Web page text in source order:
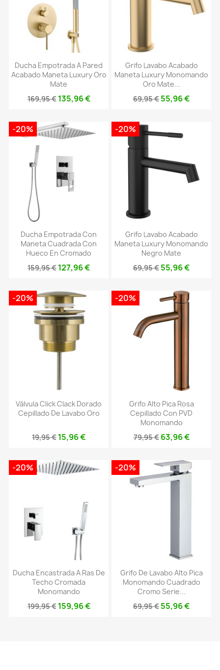
Ducha Empotrada A Pared
Acabado Maneta Luxury Oro
Mate
169,95 € 135,96 €
Grifo Lavabo Acabado
Maneta Luxury Monomando
Oro Mate...
69,95 € 55,96 €
Ducha Empotrada Con
Maneta Cuadrada Con
Hueco En Cromado
159,95 € 127,96 €
-20%
Grifo Lavabo Acabado
Maneta Luxury Monomando
Negro Mate
69,95 € 55,96 €
-20%
Válvula Click Clack Dorado
Cepillado De Lavabo Oro
19,95 € 15,96 €
-20%
Grifo Alto Pica Rosa
Cepillado Con PVD
Monomando
79,95 € 63,96 €
-20%
Ducha Encastrada A Ras De
Techo Cromada
Monomando
199,95 € 159,96 €
-20%
Grifo De Lavabo Alto Pica
Monomando Cuadrado
Cromo Serie...
69,95 € 55,96 €
-20%